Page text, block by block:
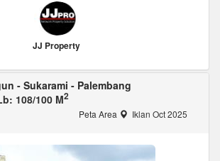
JJ Property
- Sukarami - Palembang
108/100 M2
Peta Area Iklan Oct 2025